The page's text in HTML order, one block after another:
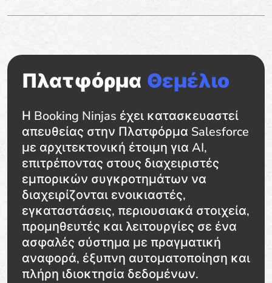
Πλατφόρμα Θεμέλιο
Η Booking Ninjas έχει κατασκευαστεί
απευθείας στην Πλατφόρμα Salesforce
με αρχιτεκτονική έτοιμη για AI,
επιτρέποντας στους διαχειριστές
εμπορικών συγκροτημάτων να
διαχειρίζονται ενοικιαστές,
εγκαταστάσεις, περιουσιακά στοιχεία,
προμηθευτές και λειτουργίες σε ένα
ασφαλές σύστημα με πραγματική
αναφορά, έξυπνη αυτοματοποίηση και
πλήρη ιδιοκτησία δεδομένων.